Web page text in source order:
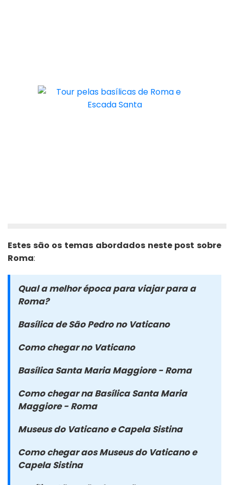
Estes são os temas abordados neste post sobre
Roma:
Qual a melhor época para viajar para a
Roma?
Basílica de São Pedro no Vaticano
Como chegar no Vaticano
Basílica Santa Maria Maggiore - Roma
Como chegar na Basílica Santa Maria
Maggiore - Roma
Museus do Vaticano e Capela Sistina
Como chegar aos Museus do Vaticano e
Capela Sistina